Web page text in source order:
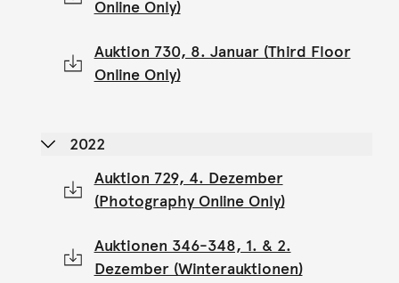
Online Only)
Auktion 730, 8. Januar (Third Floor
Online Only)
2022
Auktion 729, 4. Dezember
(Photography Online Only)
Auktionen 346-348, 1. & 2.
Dezember (Winterauktionen)